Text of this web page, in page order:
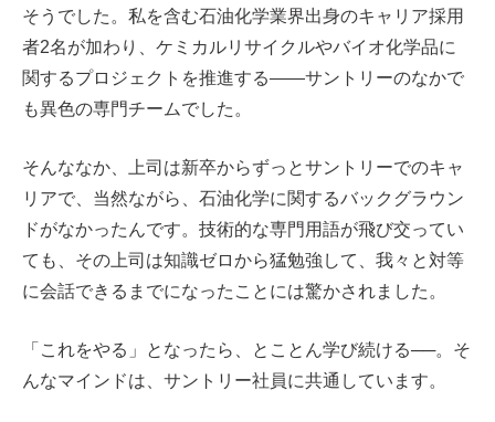
そうでした。私を含む石油化学業界出身のキャリア採用
者2名が加わり、ケミカルリサイクルやバイオ化学品に
関するプロジェクトを推進する――サントリーのなかで
も異色の専門チームでした。
そんななか、上司は新卒からずっとサントリーでのキャ
リアで、当然ながら、石油化学に関するバックグラウン
ドがなかったんです。技術的な専門用語が飛び交ってい
ても、その上司は知識ゼロから猛勉強して、我々と対等
に会話できるまでになったことには驚かされました。
「これをやる」となったら、とことん学び続ける──。そ
んなマインドは、サントリー社員に共通しています。